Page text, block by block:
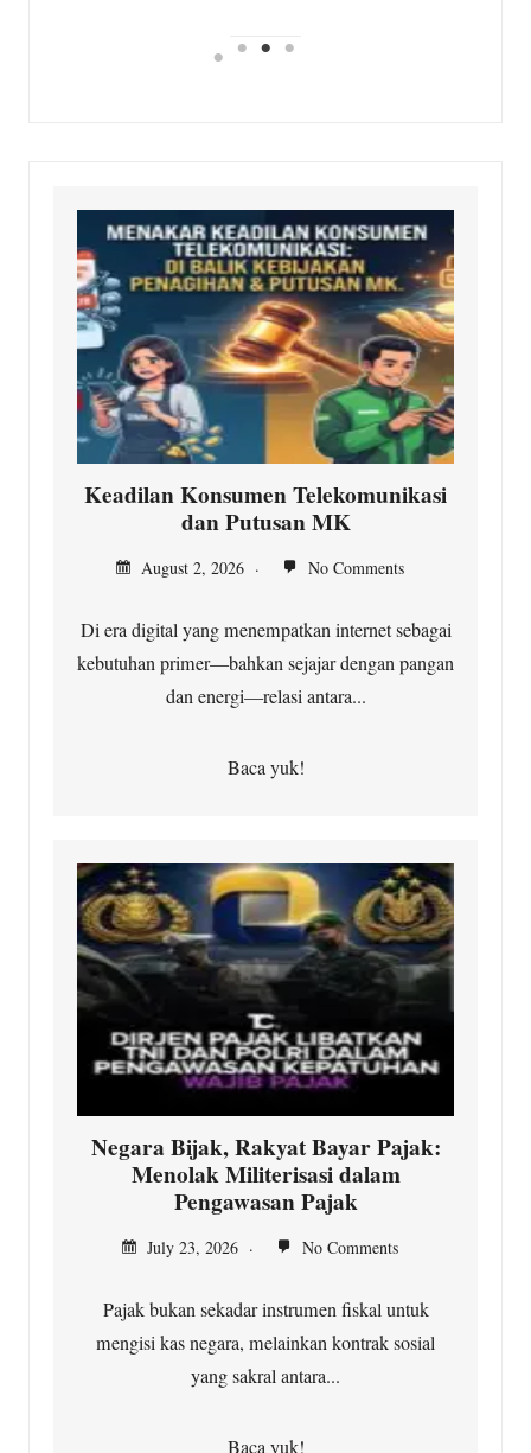
Keadilan Konsumen Telekomunikasi
dan Putusan MK
August 2, 2026 No Comments
Di era digital yang menempatkan internet sebagai
kebutuhan primer—bahkan sejajar dengan pangan
dan energi—relasi antara...
Baca yuk!
Negara Bijak, Rakyat Bayar Pajak:
Menolak Militerisasi dalam
Pengawasan Pajak
July 23, 2026 No Comments
Pajak bukan sekadar instrumen fiskal untuk
mengisi kas negara, melainkan kontrak sosial
yang sakral antara...
Baca yuk!